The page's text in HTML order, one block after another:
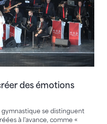
des émotions
se distinguent
à l'avance, comme «